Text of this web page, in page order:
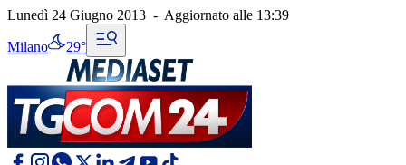
Lunedì 24 Giugno 2013 - Aggiornato alle 13:39
Milano 29°